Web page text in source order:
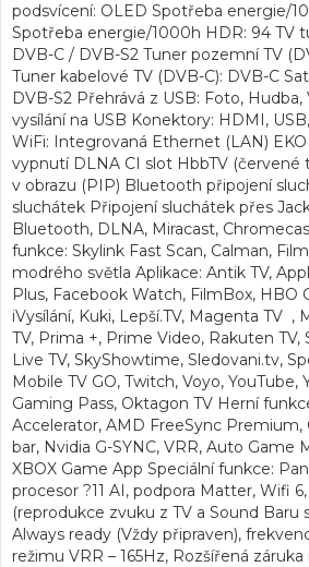
podsvícení: OLED Spotřeba energie/
Spotřeba energie/1000h HDR: 94 TV
DVB-C / DVB-S2 Tuner pozemní TV
Tuner kabelové TV (DVB-C): DVB-C
DVB-S2 Přehrává z USB: Foto,
vysílání na USB Konektory: HDMI,
WiFi: Integrovaná Ethernet (LAN) EKO
vypnutí DLNA CI slot HbbTV (červené
v obrazu (PIP) Bluetooth připojení
sluchátek Připojení sluchátek přes
Bluetooth, DLNA, Miracast,
funkce: Skylink Fast Scan, Calman,
modrého světla Aplikace: Antik TV,
Plus, Facebook Watch, FilmBox, HBO
iVysílání, Kuki, Lepší.TV, Magenta TV ,
TV, Prima +, Prime Video, Rakuten TV,
Live TV, SkyShowtime, Sledovani.tv,
Mobile TV GO, Twitch, Voyo, YouTube,
Gaming Pass, Oktagon TV Herní
Accelerator, AMD FreeSync
bar, Nvidia G-SYNC, VRR, Auto Game
XBOX Game App Speciální funkce:
procesor ?11 AI, podpora Matter, Wifi
(reprodukce zvuku z TV a Sound Baru
Always ready (Vždy připraven),
režimu VRR – 165Hz, Rozšířená